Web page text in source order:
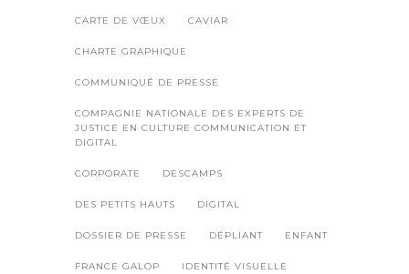
CARTE DE VŒUX CAVIAR
CHARTE GRAPHIQUE
COMMUNIQUÉ DE PRESSE
COMPAGNIE NATIONALE DES EXPERTS DE
JUSTICE EN CULTURE COMMUNICATION ET
DIGITAL
CORPORATE DESCAMPS
DES PETITS HAUTS DIGITAL
DOSSIER DE PRESSE DÉPLIANT ENFANT
FRANCE GALOP IDENTITÉ VISUELLE